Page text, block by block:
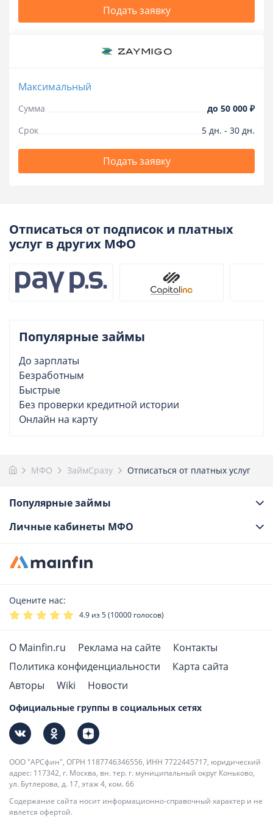
Подать заявку
Максимальный
Сумма до 50 000 ₽
Срок
5 дн. - 30 дн.
Подать заявку
Отписаться от подписок и платных
услуг в других МФО
Популярные займы
До зарплаты
Безработным
Быстрые
Без проверки кредитной истории
Онлайн на карту
МФО ЗаймСразу Отписаться от платных услуг
Популярные займы
Личные кабинеты МФО
Оцените нас:
4.9 из 5 (10000 голосов)
О Mainfin.ru Реклама на сайте
Контакты
Политика конфиденциальности
Карта сайта
Авторы
Wiki Новости
ООО "АРСфин", ОГРН 1187746346556, ИНН 7722445717, юридический
адрес: 117342, г. Москва, вн. тер. г. муниципальный округ Коньково,
ул. Бутлерова, д. 17, этаж 4, ком. 66
Содержание сайта носит информационно-справочный характер и не
явлется офертой.
Официальные группы в социальных сетях